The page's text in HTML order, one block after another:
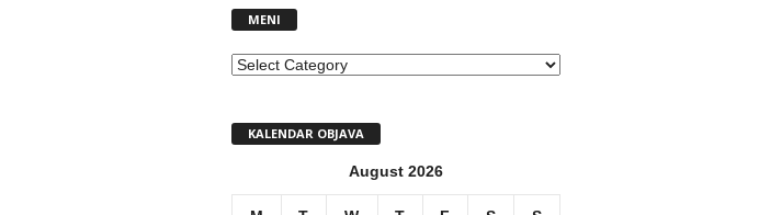
MENI
MENI
KALENDAR OBJAVA
August 2026